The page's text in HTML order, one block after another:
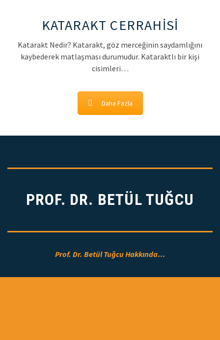
KATARAKT CERRAHİSİ
Katarakt Nedir? Katarakt, göz merceğinin saydamlığını
kaybederek matlaşması durumudur. Kataraktlı bir kişi
cisimleri…
Daha Fazla
PROF. DR. BETÜL TUĞCU
Prof. Dr. Betül Tuğcu Hakkında…